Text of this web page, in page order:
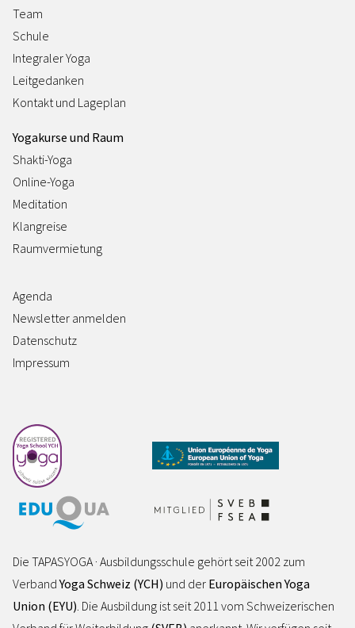
Team
Schule
Integraler Yoga
Leitgedanken
Kontakt und Lageplan
Yogakurse und Raum
Shakti-Yoga
Online-Yoga
Meditation
Klangreise
Raumvermietung
Agenda
Newsletter anmelden
Datenschutz
Impressum
Die TAPASYOGA · Ausbildungsschule gehört seit 2002 zum
VerbandYoga Schweiz (YCH) und der Europäischen Yoga
Union (EYU) . Die Ausbildung ist seit 2011 vom Schweizerischen